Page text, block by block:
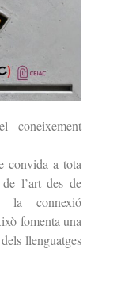
coneixement
convida a tota
l’art des de
la connexió
fomenta una
llenguatges